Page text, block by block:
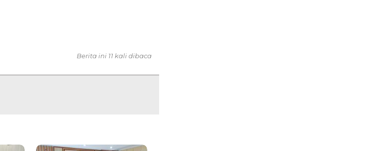
Berita ini 11 kali dibaca